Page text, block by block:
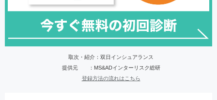
取次・紹介：双日インシュアランス
提供元 ：MS&ADインターリスク総研
登録方法の流れはこちら